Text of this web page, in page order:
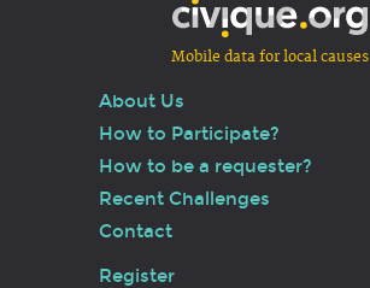
Mobile data for local causes
About Us
How to Participate?
How to be a requester?
Recent Challenges
Contact
Register